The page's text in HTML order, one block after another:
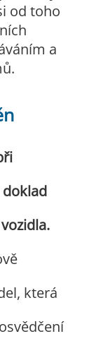
od toho
a
která